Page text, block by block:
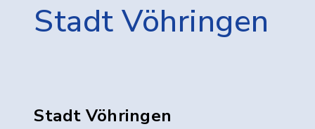
Stadt Vöhringen
Stadt Vöhringen